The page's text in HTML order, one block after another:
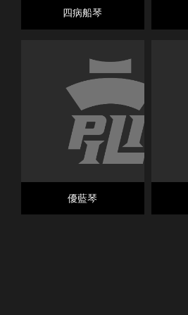
四病船琴
優藍琴